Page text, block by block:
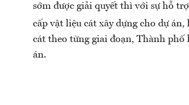
sớm được giải quyết thì với sự hỗ
cấp vật liệu cát xây dựng cho dự
cát theo từng giai đoạn, Thành
án.